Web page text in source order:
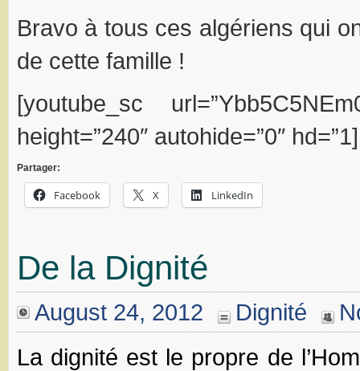
Bravo à tous ces algériens qui
de cette famille !
[youtube_sc
height=”240″ autohide=”0″ hd=”1]
Partager:
Facebook X LinkedIn
De la Dignité
August 24, 2012 Dignité
La dignité est le propre de